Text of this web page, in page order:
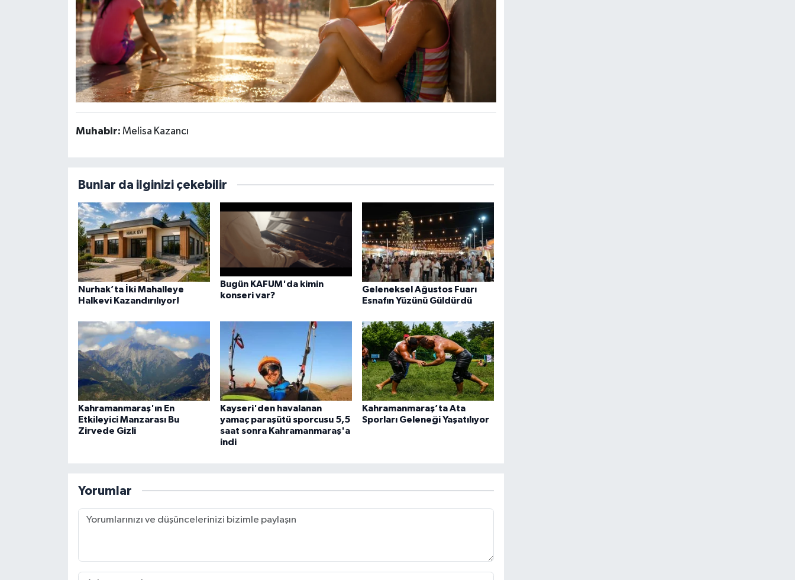
Muhabir: Melisa Kazancı
Bunlar da ilginizi çekebilir
Nurhak’ta İki Mahalleye
Halkevi Kazandırılıyor!
Bugün KAFUM'da kimin
konseri var?
Geleneksel Ağustos Fuarı
Esnafın Yüzünü Güldürdü
Kahramanmaraş'ın En
Etkileyici Manzarası Bu
Zirvede Gizli
Kayseri'den havalanan
yamaç paraşütü sporcusu 5,5
saat sonra Kahramanmaraş'a
indi
Kahramanmaraş’ta Ata
Sporları Geleneği Yaşatılıyor
Yorumlar